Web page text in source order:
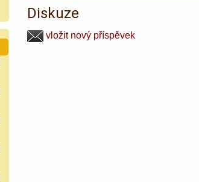
Diskuze
vložit nový příspěvek